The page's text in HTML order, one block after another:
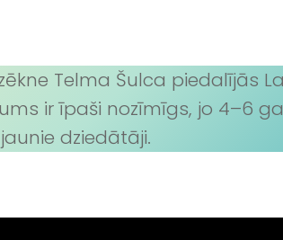
Telma Šulca piedalījās
ir īpaši nozīmīgs, jo 4–6
dziedātāji.